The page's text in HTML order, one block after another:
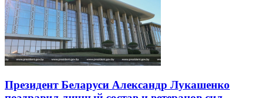
Президент Беларуси Александр Лукашенко